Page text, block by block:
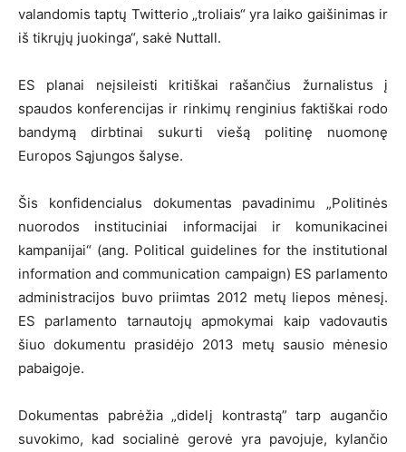
valandomis taptų Twitterio „troliais“ yra laiko gaišinimas ir
iš tikrųjų juokinga“, sakė Nuttall.
ES planai neįsileisti kritiškai rašančius žurnalistus į
spaudos konferencijas ir rinkimų renginius faktiškai rodo
bandymą dirbtinai sukurti viešą politinę nuomonę
Europos Sąjungos šalyse.
Šis konfidencialus dokumentas pavadinimu „Politinės
nuorodos instituciniai informacijai ir komunikacinei
kampanijai“ (ang. Political guidelines for the institutional
information and communication campaign) ES parlamento
administracijos buvo priimtas 2012 metų liepos mėnesį.
ES parlamento tarnautojų apmokymai kaip vadovautis
šiuo dokumentu prasidėjo 2013 metų sausio mėnesio
pabaigoje.
Dokumentas pabrėžia „didelį kontrastą” tarp augančio
suvokimo, kad socialinė gerovė yra pavojuje, kylančio